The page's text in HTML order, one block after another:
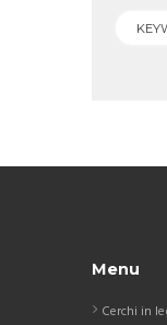
Menu
Cerchi in